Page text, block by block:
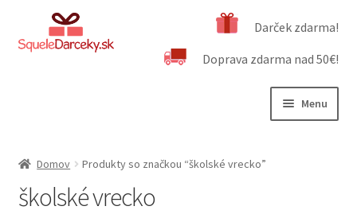
Preskočiť
na
Preskočiť
na
Darček zdarma!
Doprava zdarma nad 50€!
Menu
Dôležité informácie
Domov Produkty so značkou “školské vrecko”
školské vrecko